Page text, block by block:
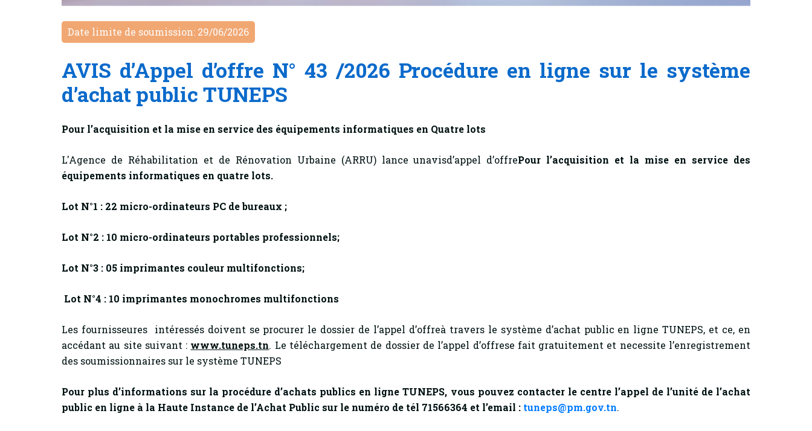
Date limite de soumission: 29/06/2026
AVIS d’Appel d’offre N° 43 /2026 Procédure en ligne sur le système
d’achat public TUNEPS
Pour l’acquisition et la mise en service des équipements informatiques en Quatre lots
L'Agence de Réhabilitation et de Rénovation Urbaine (ARRU) lance unavisd’appel d’offrePour l’acquisition et la mise en service des
équipements informatiques en quatre lots.
Lot N°1 : 22 micro-ordinateurs PC de bureaux ;
Lot N°2 : 10 micro-ordinateurs portables professionnels;
Lot N°3 : 05 imprimantes couleur multifonctions;
Lot N°4 : 10 imprimantes monochromes multifonctions
Les fournisseures intéressés doivent se procurer le dossier de l’appel d’offreà travers le système d’achat public en ligne TUNEPS, et ce, en
accédant au site suivant : www.tuneps.tn. Le téléchargement de dossier de l’appel d’offrese fait gratuitement et necessite l’enregistrement
des soumissionnaires sur le système TUNEPS
Pour plus d’informations sur la procédure d’achats publics en ligne TUNEPS, vous pouvez contacter le centre l’appel de l’unité de l’achat
public en ligne à la Haute Instance de l’Achat Public sur le numéro de tél 71566364 et l’email : tuneps@pm.gov.tn.